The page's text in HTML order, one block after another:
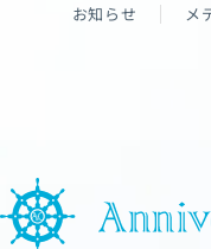
お知らせ メ